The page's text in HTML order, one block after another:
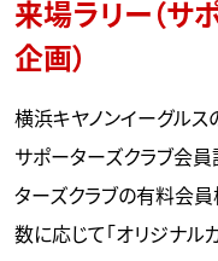
来場ラリー（サ
企画）
横浜キヤノンイーグルス
サポーターズクラブ会
ターズクラブの有料会員
数に応じて「オリジナル